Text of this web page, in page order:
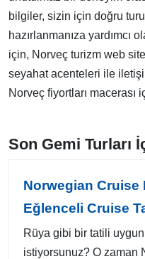
bilgiler, sizin için doğru
hazırlanmanıza yardımcı
için, Norveç turizm web
seyahat acenteleri ile
Norveç fiyortları macerası
Son Gemi Turları
Norwegian Cruise
Eğlenceli Cruise
Rüya gibi bir tatili
istiyorsunuz? O zaman